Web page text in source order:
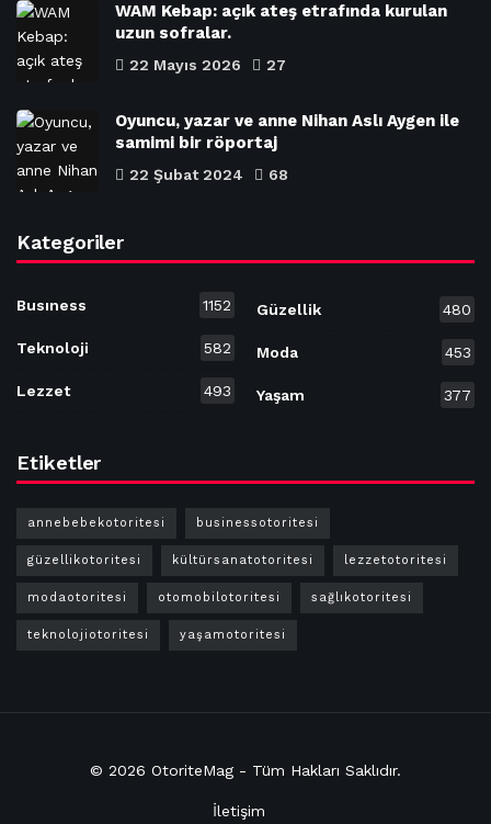
WAM Kebap: açık ateş etrafında kurulan
uzun sofralar.
22 Mayıs 2026 27
Oyuncu, yazar ve anne Nihan Aslı Aygen ile
samimi bir röportaj
22 Şubat 2024 68
Kategoriler
Busıness 1152
Teknoloji 582
Lezzet 493
Güzellik 480
Moda 453
Yaşam 377
Etiketler
annebebekotoritesi businessotoritesi
güzellikotoritesi kültürsanatotoritesi lezzetotoritesi
modaotoritesi otomobilotoritesi sağlıkotoritesi
teknolojiotoritesi yaşamotoritesi
© 2026 OtoriteMag - Tüm Hakları Saklıdır.
İletişim